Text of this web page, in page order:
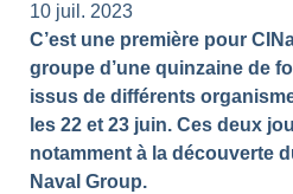
10 juil. 2023
C’est une première pour
groupe d’une quinzaine de
issus de différents
les 22 et 23 juin. Ces deux
notamment à la découverte
Naval Group.